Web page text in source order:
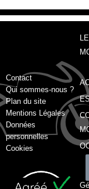
Contact
Qui sommes-nous ?
Plan du site
Mentions Légales
Données
personnelles
Cookies